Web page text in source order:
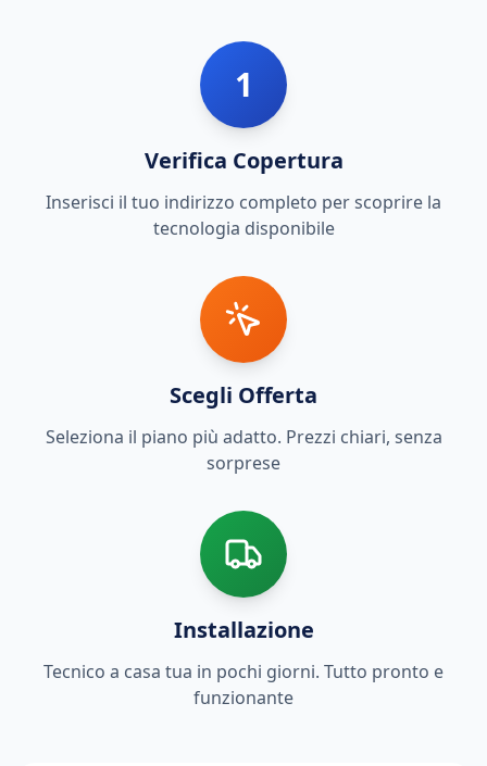
1
Verifica Copertura
Inserisci il tuo indirizzo completo per scoprire la
tecnologia disponibile
Scegli Offerta
Seleziona il piano più adatto. Prezzi chiari, senza
sorprese
Installazione
Tecnico a casa tua in pochi giorni. Tutto pronto e
funzionante